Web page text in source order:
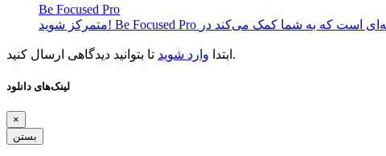
Be Focused Pro
ابتدا وارد شوید تا بتوانید دیدگاهی ارسال کنید.
لینک‌های دانلود
×
بستن